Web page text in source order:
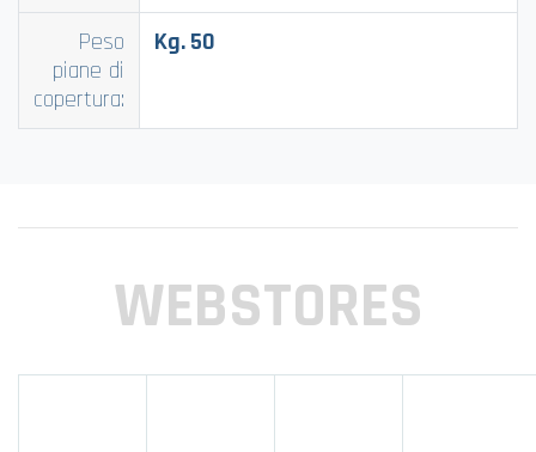
Peso
piane di
copertura:
Kg. 50
WEBSTORES